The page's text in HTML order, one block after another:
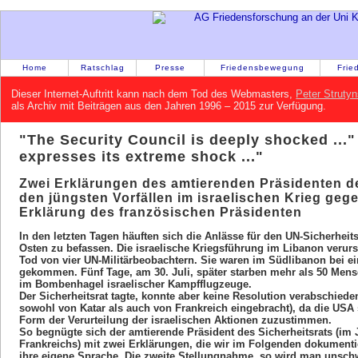
Home Ratschlag Presse Friedensbewegung
Dieser Internet-Auftritt kann nach dem Tod des Webmasters, Peter
als Archiv mit Beiträgen aus den Jahren 1996 – 2015 zur Verfügung.
"The Security Council is deeply shocked
expresses its extreme shock ..."
Zwei Erklärungen des amtierenden Präsidenten
den jüngsten Vorfällen im israelischen Krieg
Erklärung des französischen Präsidenten
In den letzten Tagen häuften sich die Anlässe für den UN-
Osten zu befassen. Die israelische Kriegsführung im Libanon
Tod von vier UN-Militärbeobachtern. Sie waren im Südlibanon bei
gekommen. Fünf Tage, am 30. Juli, später starben mehr als 50
im Bombenhagel israelischer Kampfflugzeuge.
Der Sicherheitsrat tagte, konnte aber keine Resolution
sowohl von Katar als auch von Frankreich eingebracht), da die
Form der Verurteilung der israelischen Aktionen zuzustimmen.
So begnügte sich der amtierende Präsident des Sicherheitsrats (im
Frankreichs) mit zwei Erklärungen, die wir im Folgenden